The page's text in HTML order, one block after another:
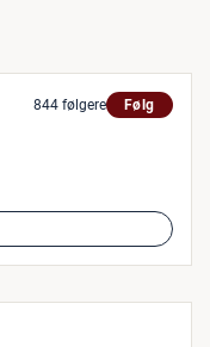
844 følgere Følg